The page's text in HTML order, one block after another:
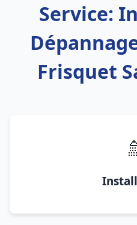
Service:
Frisquet